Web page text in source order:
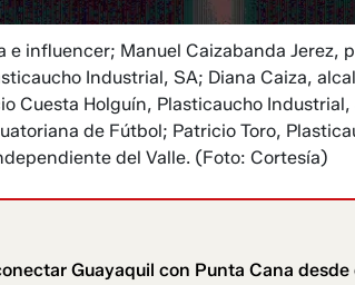
e influencer; Manuel Caizabanda Jerez,
Industrial, SA; Diana Caiza,
Cuesta Holguín, Plasticaucho
de Fútbol; Patricio Toro,
del Valle. (Foto: Cortesía)
Guayaquil con Punta Cana desde